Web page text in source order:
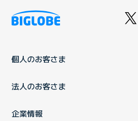
個人のお客さま
法人のお客さま
企業情報